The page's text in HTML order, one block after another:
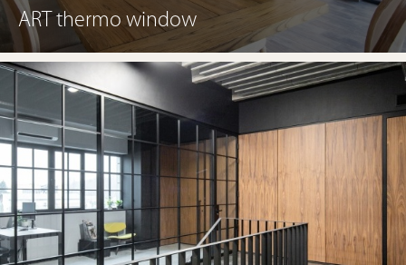
ART thermo window